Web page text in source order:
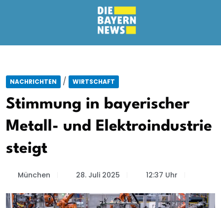
NACHRICHTEN / WIRTSCHAFT
Stimmung in bayerischer
Metall- und Elektroindustrie
steigt
München 28. Juli 2025 12:37 Uhr